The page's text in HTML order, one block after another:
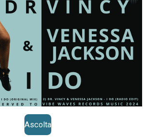
Ascolta